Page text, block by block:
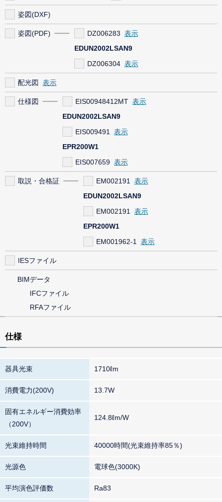
姿図(DXF)
姿図(PDF)
DZ006283
EDUN2002LSAN9
DZ006304
配光図
仕様図
EIS00948412MT
EDUN2002LSAN9
EIS009491
EPR200W1
EIS007659
取説・合格証
EM002191
EDUN2002LSAN9
EM002191
EPR200W1
EM001962-1
IESファイル
BIMデータ
IFCファイル
RFAファイル
仕様
器具光束 1710ℓm
消費電力(200V) 13.7W
固有エネルギー消費効率
（200V）
124.8ℓm/W
光束維持時間 40000時間(光束維持率85％)
光源色 電球色(3000K)
平均演色評価数 Ra83